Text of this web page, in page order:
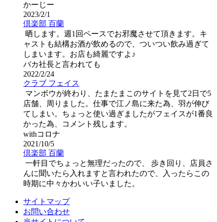
かーじー
2023/2/1
倶楽部 百蘭
晒します。週1回ペースでお邪魔させて頂きます。キ
ャストも結構お酒が飲めるので、ついつい飲み過ぎて
しまいます。お店も綺麗ですよ♪
バカ社長と言われても
2022/2/24
クラブ フェイス
マンボウが終わり、たまたまこのサイトを見て2日で5
店舗、周りました。仕事で江ノ島に来た為、羽が伸び
てしまい。ちょっと使い過ぎましたがフェイスが1番良
かった為、コメント残します。
withコロナ
2021/10/5
倶楽部 百蘭
一軒目でちょっと無理だったので、 歩き回り、店員さ
んに聞いたら入れますと言われたので、入ったらこの
時期に中々かわいい子いました。
サイトマップ
お問い合わせ